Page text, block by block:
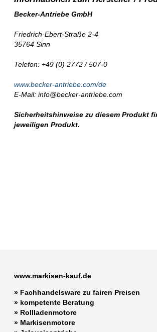
Becker-Antriebe GmbH
Friedrich-Ebert-Straße 2-4
35764 Sinn
Telefon: +49 (0) 2772 / 507-0
www.becker-antriebe.com/de
E-Mail: info@becker-antriebe.com
Sicherheitshinweise zu diesem Produkt
jeweiligen Produkt.
www.markisen-kauf.de
» Fachhandelsware zu fairen Preisen
» kompetente Beratung
» Rollladenmotore
» Markisenmotore